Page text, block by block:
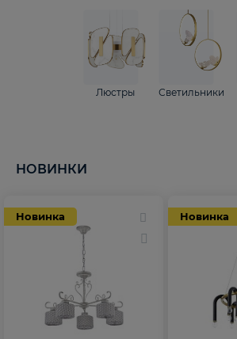
Люстры Светильники
НОВИНКИ
Новинка Новинка